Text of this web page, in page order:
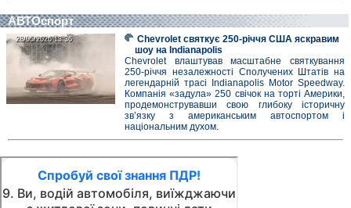
АВТОспорт
28/05/2026 13:36
28/05/2026 13:36
Chevrolet святкує 250-річчя США яскравим
шоу на Indianapolis
Chevrolet влаштував масштабне святкування
250-річчя незалежності Сполучених Штатів на
легендарній трасі Indianapolis Motor Speedway.
Компанія «задула» 250 свічок на торті Америки,
продемонструвавши свою глибоку історичну
зв’язку з американським автоспортом і
національним духом.